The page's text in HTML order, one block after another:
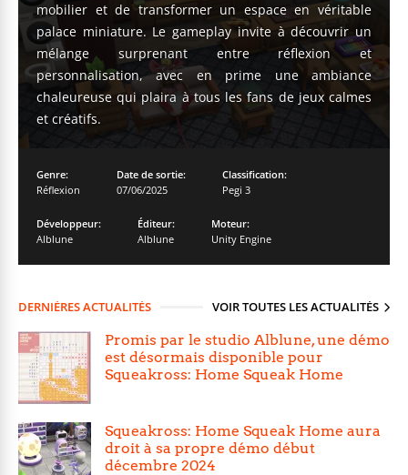
mobilier et de transformer un espace en véritable
palace miniature. Le gameplay invite à découvrir un
mélange surprenant entre réflexion et
personnalisation, avec en prime une ambiance
chaleureuse qui plaira à tous les fans de jeux calmes
et créatifs.
Genre:
Réflexion
Date de sortie:
07/06/2025
Classification:
Pegi 3
Développeur:
Alblune
Éditeur:
Alblune
Moteur:
Unity Engine
DERNIÈRES ACTUALITÉS VOIR TOUTES LES ACTUALITÉS
Promis par le studio Alblune, une démo
est désormais disponible pour
Squeakross: Home Squeak Home
Squeakross: Home Squeak Home aura
droit à sa propre démo début
décembre 2024